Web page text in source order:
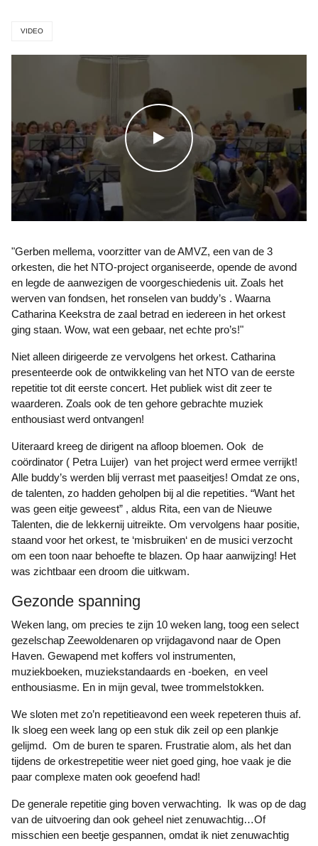
VIDEO
WATCH THE VIDEO
"Gerben mellema, voorzitter van de AMVZ, een van de 3
orkesten, die het NTO-project organiseerde, opende de avond
en legde de aanwezigen de voorgeschiedenis uit. Zoals het
werven van fondsen, het ronselen van buddy’s . Waarna
Catharina Keekstra de zaal betrad en iedereen in het orkest
ging staan. Wow, wat een gebaar, net echte pro’s!"
Niet alleen dirigeerde ze vervolgens het orkest. Catharina
presenteerde ook de ontwikkeling van het NTO van de eerste
repetitie tot dit eerste concert. Het publiek wist dit zeer te
waarderen. Zoals ook de ten gehore gebrachte muziek
enthousiast werd ontvangen!
Uiteraard kreeg de dirigent na afloop bloemen. Ook de
coördinator ( Petra Luijer) van het project werd ermee verrijkt!
Alle buddy’s werden blij verrast met paaseitjes! Omdat ze ons,
de talenten, zo hadden geholpen bij al die repetities. “Want het
was geen eitje geweest” , aldus Rita, een van de Nieuwe
Talenten, die de lekkernij uitreikte. Om vervolgens haar positie,
staand voor het orkest, te ‘misbruiken‘ en de musici verzocht
om een toon naar behoefte te blazen. Op haar aanwijzing! Het
was zichtbaar een droom die uitkwam.
Gezonde spanning
Weken lang, om precies te zijn 10 weken lang, toog een select
gezelschap Zeewoldenaren op vrijdagavond naar de Open
Haven. Gewapend met koffers vol instrumenten,
muziekboeken, muziekstandaards en -boeken, en veel
enthousiasme. En in mijn geval, twee trommelstokken.
We sloten met zo’n repetitieavond een week repeteren thuis af.
Ik sloeg een week lang op een stuk dik zeil op een plankje
gelijmd. Om de buren te sparen. Frustratie alom, als het dan
tijdens de orkestrepetitie weer niet goed ging, hoe vaak je die
paar complexe maten ook geoefend had!
De generale repetitie ging boven verwachting. Ik was op de dag
van de uitvoering dan ook geheel niet zenuwachtig…Of
misschien een beetje gespannen, omdat ik niet zenuwachtig